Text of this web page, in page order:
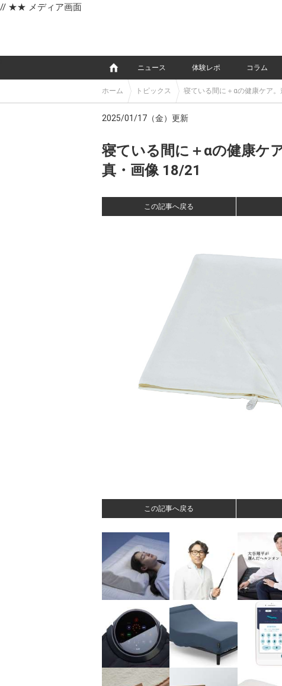
// ★★ メディア画面
ニュース 体験レポ コラム
ホーム トピックス 寝ている間に＋αの健康ケア
2025/01/17（金）更新
寝ている間に＋αの健康ケ
真・画像 18/21
この記事へ戻る
この記事へ戻る